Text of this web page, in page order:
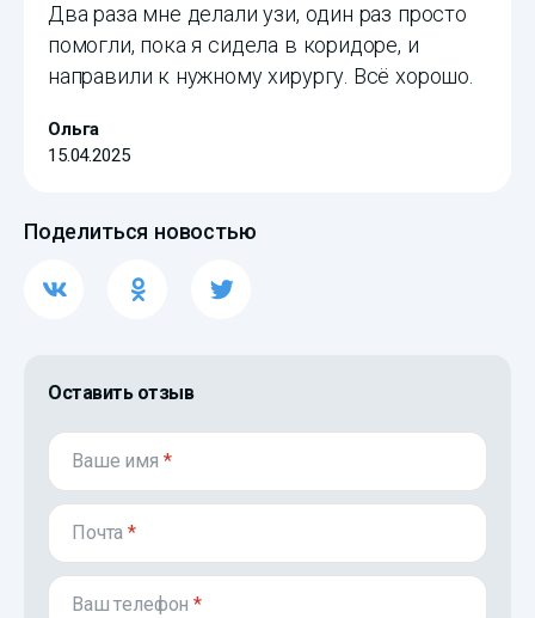
Два раза мне делали узи, один раз просто
помогли, пока я сидела в коридоре, и
направили к нужному хирургу. Всё хорошо.
Ольга
15.04.2025
Поделиться новостью
Оставить отзыв
Ваше имя *
Почта*
Ваш телефон*